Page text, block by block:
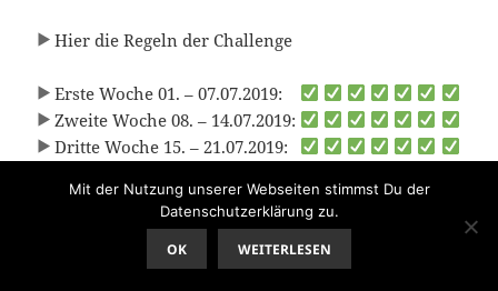
Hier die Regeln der Challenge
Erste Woche 01. – 07.07.2019:
Zweite Woche 08. – 14.07.2019:
Dritte Woche 15. – 21.07.2019:
Fünfte Woche 29. – 31.07.2019:
Mit der Nutzung unserer Webseiten stimmst Du der
Datenschutzerklärung zu.
OK WEITERLESEN